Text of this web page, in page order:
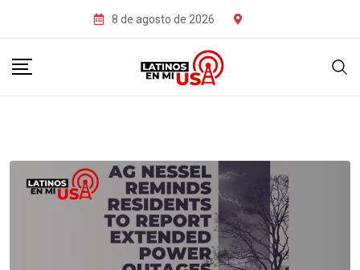
8 de agosto de 2026